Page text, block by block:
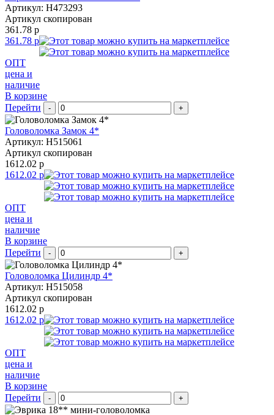
Артикул: H473293
Артикул скопирован
361.78 р
361.78 р
ОПТ
цена и
наличие
В корзине
Перейти
- +
Головоломка Замок 4*
Артикул: H515061
Артикул скопирован
1612.02 р
1612.02 р
ОПТ
цена и
наличие
В корзине
Перейти
- +
Головоломка Цилиндр 4*
Артикул: H515058
Артикул скопирован
1612.02 р
1612.02 р
ОПТ
цена и
наличие
В корзине
Перейти
- +